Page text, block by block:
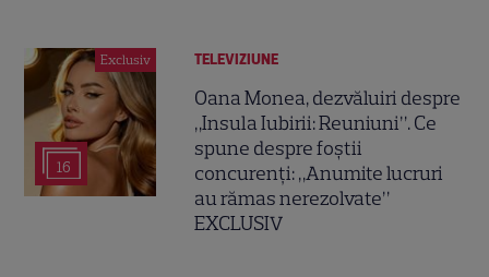
Exclusiv
16
TELEVIZIUNE
Oana Monea, dezvăluiri despre
„Insula Iubirii: Reuniuni”. Ce
spune despre foștii
concurenți: „Anumite lucruri
au rămas nerezolvate”
EXCLUSIV